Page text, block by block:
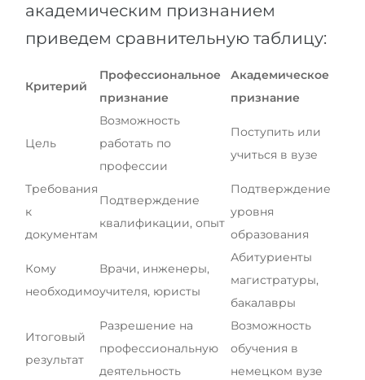
академическим признанием
приведем сравнительную таблицу:
Критерий
Профессиональное
признание
Академическое
признание
Цель
Возможность
работать по
профессии
Поступить или
учиться в вузе
Требования
к
документам
Подтверждение
квалификации, опыт
Подтверждение
уровня
образования
Кому
необходимо
Врачи, инженеры,
учителя, юристы
Абитуриенты
магистратуры,
бакалавры
Итоговый
результат
Разрешение на
профессиональную
деятельность
Возможность
обучения в
немецком вузе